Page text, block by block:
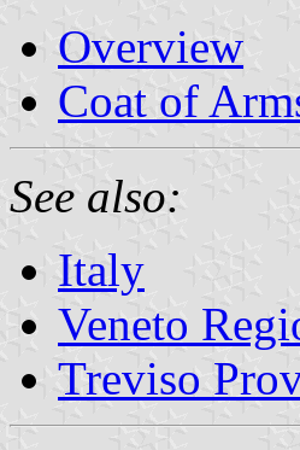
Overview
Coat of
See also:
Italy
Veneto
Treviso